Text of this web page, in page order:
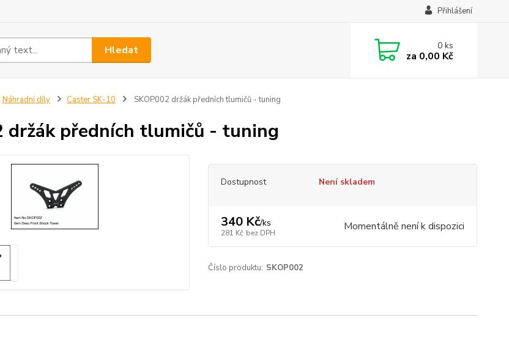
Přihlášení
Hledat 0ks
za 0,00 Kč
Náhradní díly Caster SK-10 SKOP002 držák předních tlumičů - tuning
držák předních tlumičů - tuning
Dostupnost Není skladem
340 Kč/ks
281 Kč bez DPH Momentálně není k dispozici
Číslo produktu: SKOP002